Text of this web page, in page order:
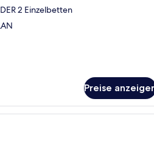
2 Einzelbetten
Preise